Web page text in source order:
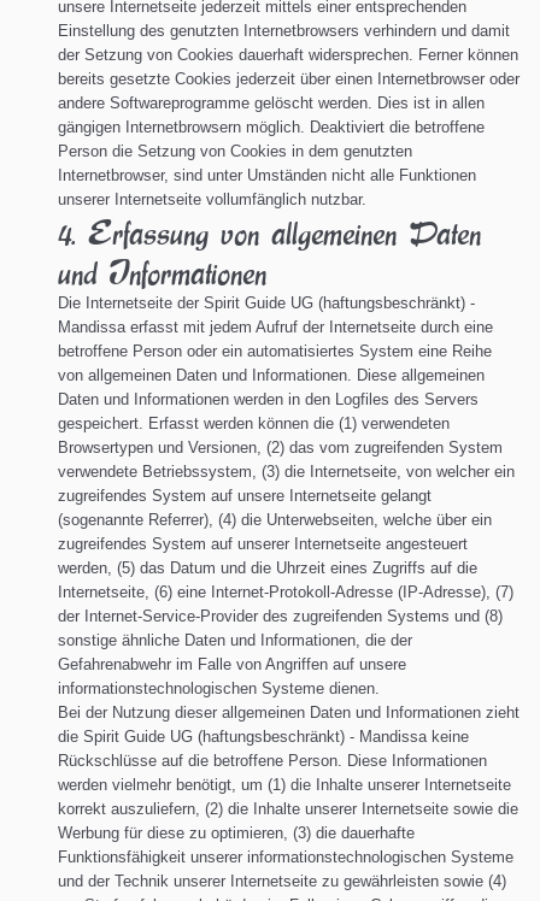
unsere Internetseite jederzeit mittels einer entsprechenden
Einstellung des genutzten Internetbrowsers verhindern und damit
der Setzung von Cookies dauerhaft widersprechen. Ferner können
bereits gesetzte Cookies jederzeit über einen Internetbrowser oder
andere Softwareprogramme gelöscht werden. Dies ist in allen
gängigen Internetbrowsern möglich. Deaktiviert die betroffene
Person die Setzung von Cookies in dem genutzten
Internetbrowser, sind unter Umständen nicht alle Funktionen
unserer Internetseite vollumfänglich nutzbar.
4. Erfassung von allgemeinen Daten
und Informationen
Die Internetseite der Spirit Guide UG (haftungsbeschränkt) -
Mandissa erfasst mit jedem Aufruf der Internetseite durch eine
betroffene Person oder ein automatisiertes System eine Reihe
von allgemeinen Daten und Informationen. Diese allgemeinen
Daten und Informationen werden in den Logfiles des Servers
gespeichert. Erfasst werden können die (1) verwendeten
Browsertypen und Versionen, (2) das vom zugreifenden System
verwendete Betriebssystem, (3) die Internetseite, von welcher ein
zugreifendes System auf unsere Internetseite gelangt
(sogenannte Referrer), (4) die Unterwebseiten, welche über ein
zugreifendes System auf unserer Internetseite angesteuert
werden, (5) das Datum und die Uhrzeit eines Zugriffs auf die
Internetseite, (6) eine Internet-Protokoll-Adresse (IP-Adresse), (7)
der Internet-Service-Provider des zugreifenden Systems und (8)
sonstige ähnliche Daten und Informationen, die der
Gefahrenabwehr im Falle von Angriffen auf unsere
informationstechnologischen Systeme dienen.
Bei der Nutzung dieser allgemeinen Daten und Informationen zieht
die Spirit Guide UG (haftungsbeschränkt) - Mandissa keine
Rückschlüsse auf die betroffene Person. Diese Informationen
werden vielmehr benötigt, um (1) die Inhalte unserer Internetseite
korrekt auszuliefern, (2) die Inhalte unserer Internetseite sowie die
Werbung für diese zu optimieren, (3) die dauerhafte
Funktionsfähigkeit unserer informationstechnologischen Systeme
und der Technik unserer Internetseite zu gewährleisten sowie (4)